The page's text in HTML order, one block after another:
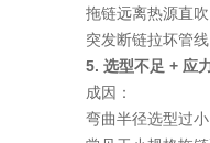
拖链远离热源直
突发断链拉坏管
5. 选型不足 + 应
成因 ：
弯曲半径选型过